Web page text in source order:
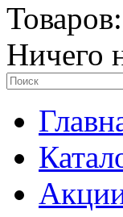
Ничего